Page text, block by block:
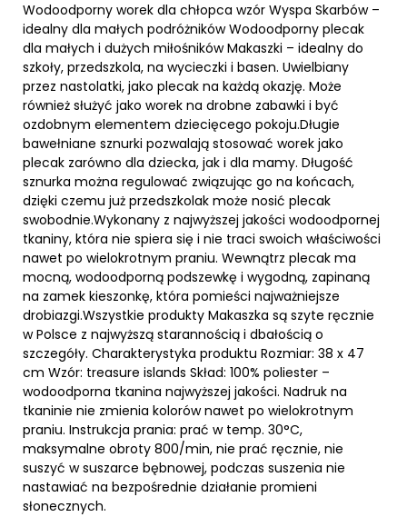
Wodoodporny worek dla chłopca wzór Wyspa Skarbów –
idealny dla małych podróżników Wodoodporny plecak
dla małych i dużych miłośników Makaszki – idealny do
szkoły, przedszkola, na wycieczki i basen. Uwielbiany
przez nastolatki, jako plecak na każdą okazję. Może
również służyć jako worek na drobne zabawki i być
ozdobnym elementem dziecięcego pokoju.Długie
bawełniane sznurki pozwalają stosować worek jako
plecak zarówno dla dziecka, jak i dla mamy. Długość
sznurka można regulować związując go na końcach,
dzięki czemu już przedszkolak może nosić plecak
swobodnie.Wykonany z najwyższej jakości wodoodpornej
tkaniny, która nie spiera się i nie traci swoich właściwości
nawet po wielokrotnym praniu. Wewnątrz plecak ma
mocną, wodoodporną podszewkę i wygodną, zapinaną
na zamek kieszonkę, która pomieści najważniejsze
drobiazgi.Wszystkie produkty Makaszka są szyte ręcznie
w Polsce z najwyższą starannością i dbałością o
szczegóły. Charakterystyka produktu Rozmiar: 38 x 47
cm Wzór: treasure islands Skład: 100% poliester –
wodoodporna tkanina najwyższej jakości. Nadruk na
tkaninie nie zmienia kolorów nawet po wielokrotnym
praniu. Instrukcja prania: prać w temp. 30°C,
maksymalne obroty 800/min, nie prać ręcznie, nie
suszyć w suszarce bębnowej, podczas suszenia nie
nastawiać na bezpośrednie działanie promieni
słonecznych.